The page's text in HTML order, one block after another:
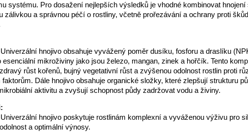
systému. Pro dosažení nejlepších výsledků je vhodné kombinovat hnojení
zálivkou a správnou péčí o rostliny, včetně prořezávání a ochrany proti
hnojivo obsahuje vyvážený poměr dusíku, fosforu a draslíku
esenciální mikroživiny jako jsou železo, mangan, zinek a hořčík. Tento
růst kořenů, bujný vegetativní růst a zvýšenou odolnost rostlin proti
Dále hnojivo obsahuje organické složky, které zlepšují strukturu
aktivitu a zvyšují schopnost půdy zadržovat vodu a živiny.
hnojivo poskytuje rostlinám komplexní a vyváženou výživu pro
a optimální výnosy.